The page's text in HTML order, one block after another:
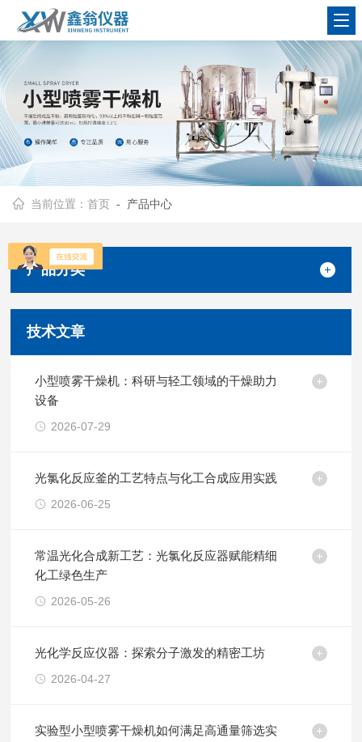
查看更多
当前位置：首页 - 产品中心
产品分类
技术文章
小型喷雾干燥机：科研与轻工领域的干燥助力
设备
2026-07-29
光氯化反应釜的工艺特点与化工合成应用实践
2026-06-25
常温光化合成新工艺：光氯化反应器赋能精细
化工绿色生产
2026-05-26
光化学反应仪器：探索分子激发的精密工坊
2026-04-27
实验型小型喷雾干燥机如何满足高通量筛选实